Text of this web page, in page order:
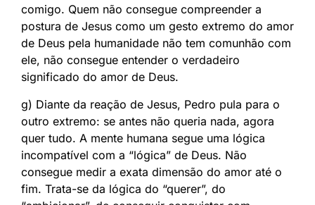
comigo. Quem não consegue compreender a
postura de Jesus como um gesto extremo do amor
de Deus pela humanidade não tem comunhão com
ele, não consegue entender o verdadeiro
significado do amor de Deus.
g) Diante da reação de Jesus, Pedro pula para o
outro extremo: se antes não queria nada, agora
quer tudo. A mente humana segue uma lógica
incompatível com a “lógica” de Deus. Não
consegue medir a exata dimensão do amor até o
fim. Trata-se da lógica do “querer”, do